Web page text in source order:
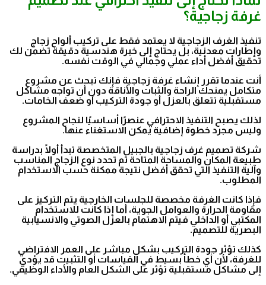
غرفة زجاجية؟
تنفيذ الغرف الزجاجية لا يعتمد فقط على تركيب ألواح زجاج
وإطارات معدنية، بل يحتاج إلى خبرة هندسية دقيقة تضمن لك
تحقيق أفضل أداء عملي وجمالي في الوقت نفسه.
أنت عندما تقرر إنشاء غرفة زجاجية فإنك تبحث عن مشروع
متكامل يمنحك الراحة والثبات والأناقة دون أن تواجه مشاكل
مستقبلية تتعلق بالعزل أو جودة التركيب أو ضعف الخامات.
لذلك يصبح التنفيذ الاحترافي عنصرًا أساسيًا لنجاح المشروع
وليس مجرد خطوة إضافية يمكن الاستغناء عنها.
شركة تصميم غرف زجاجية بالجبيل المتخصصة تبدأ أولًا بدراسة
طبيعة المكان والمساحة المتاحة ثم تحدد نوع الزجاج المناسب
وآلية التنفيذ التي تحقق أفضل نتيجة ممكنة حسب الاستخدام
المطلوب.
فإذا كانت الغرفة مخصصة للجلسات الخارجية يتم التركيز على
مقاومة الحرارة والعوامل الجوية، أما إذا كانت للاستخدام
المكتبي أو الداخلي فيتم الاهتمام بالعزل الصوتي والانسيابية
البصرية للتصميم.
كذلك تؤثر جودة التركيب بشكل مباشر على العمر الافتراضي
للغرفة، لأن أي خطأ بسيط في القياسات أو التثبيت قد يؤدي
إلى مشاكل مستقبلية تؤثر على الشكل العام والأداء الوظيفي.